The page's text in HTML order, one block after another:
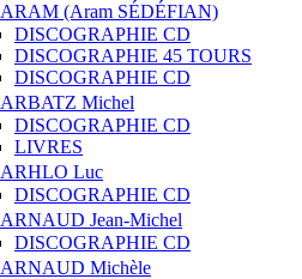
ARAM (Aram SÉDÉFIAN)
DISCOGRAPHIE CD
DISCOGRAPHIE 45 TOURS
DISCOGRAPHIE CD
ARBATZ Michel
DISCOGRAPHIE CD
LIVRES
ARHLO Luc
DISCOGRAPHIE CD
ARNAUD Jean-Michel
DISCOGRAPHIE CD
ARNAUD Michèle